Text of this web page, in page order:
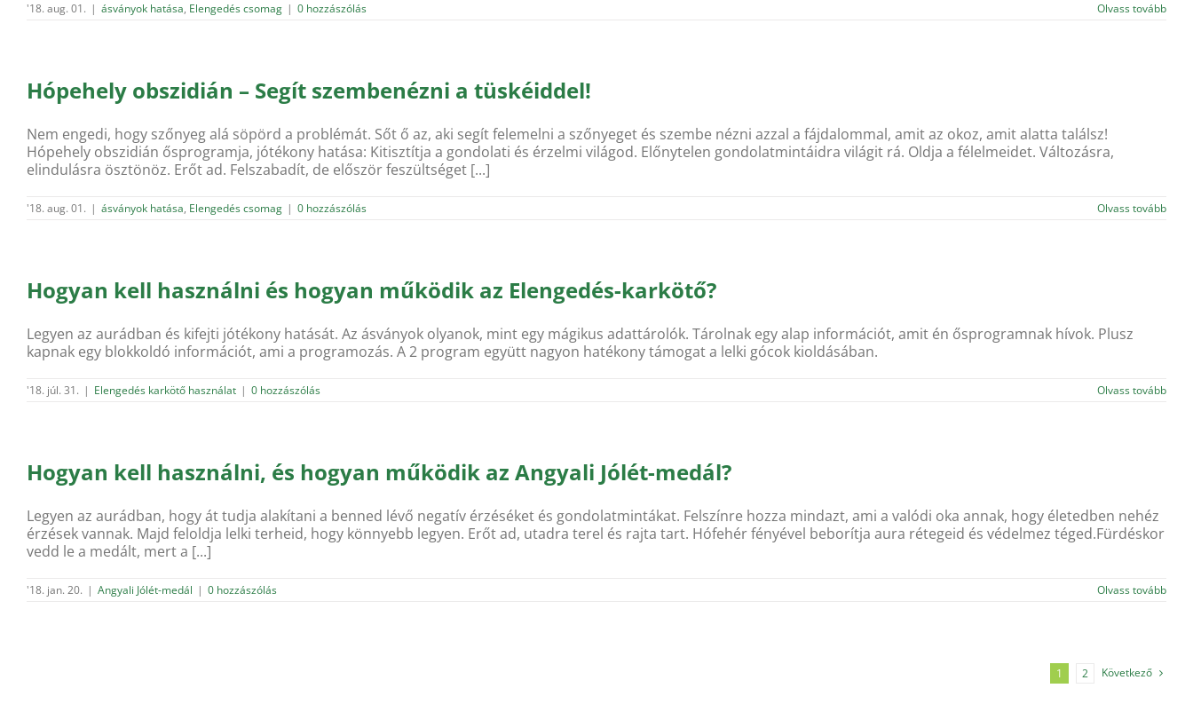
'18. aug. 01. | ásványok hatása, Elengedés csomag | 0 hozzászólás Olvass tovább
Hópehely obszidián – Segít szembenézni a tüskéiddel!
Nem engedi, hogy szőnyeg alá söpörd a problémát. Sőt ő az, aki segít felemelni a szőnyeget és szembe nézni azzal a fájdalommal, amit az okoz, amit alatta találsz!
Hópehely obszidián ősprogramja, jótékony hatása: Kitisztítja a gondolati és érzelmi világod. Előnytelen gondolatmintáidra világit rá. Oldja a félelmeidet. Változásra,
elindulásra ösztönöz. Erőt ad. Felszabadít, de először feszültséget [...]
'18. aug. 01. | ásványok hatása, Elengedés csomag | 0 hozzászólás Olvass tovább
Hogyan kell használni és hogyan működik az Elengedés-karkötő?
Legyen az aurádban és kifejti jótékony hatását. Az ásványok olyanok, mint egy mágikus adattárolók. Tárolnak egy alap információt, amit én ősprogramnak hívok. Plusz
kapnak egy blokkoldó információt, ami a programozás. A 2 program együtt nagyon hatékony támogat a lelki gócok kioldásában.
'18. júl. 31. | Elengedés karkötő használat | 0 hozzászólás Olvass tovább
Hogyan kell használni, és hogyan működik az Angyali Jólét-medál?
Legyen az aurádban, hogy át tudja alakítani a benned lévő negatív érzéséket és gondolatmintákat. Felszínre hozza mindazt, ami a valódi oka annak, hogy életedben nehéz
érzések vannak. Majd feloldja lelki terheid, hogy könnyebb legyen. Erőt ad, utadra terel és rajta tart. Hófehér fényével beborítja aura rétegeid és védelmez téged.Fürdéskor
vedd le a medált, mert a [...]
'18. jan. 20. | Angyali Jólét-medál | 0 hozzászólás Olvass tovább
1 2 Következő